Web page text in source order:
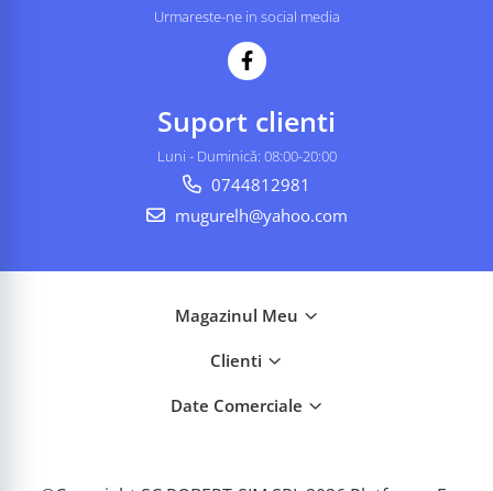
Urmareste-ne in social media
Suport clienti
Luni - Duminică: 08:00-20:00
0744812981
mugurelh@yahoo.com
Magazinul Meu
Clienti
Date Comerciale